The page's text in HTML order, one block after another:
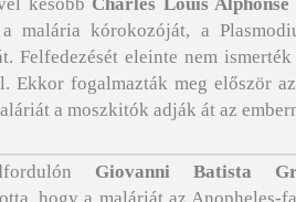
malária kórokozóját, a
Felfedezését eleinte nem
Ekkor fogalmazták meg először
a moszkitók adják át az
Giovanni Batista